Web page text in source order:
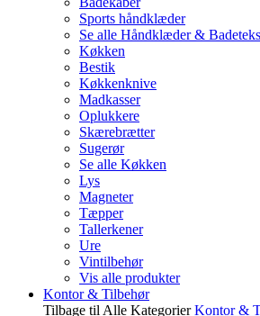
Sports håndklæder
Se alle Håndklæder &
Køkken
Bestik
Køkkenknive
Madkasser
Oplukkere
Skærebrætter
Sugerør
Se alle Køkken
Lys
Magneter
Tæpper
Tallerkener
Ure
Vintilbehør
Vis alle produkter
Kontor & Tilbehør
Tilbage til Alle Kategorier Kontor &